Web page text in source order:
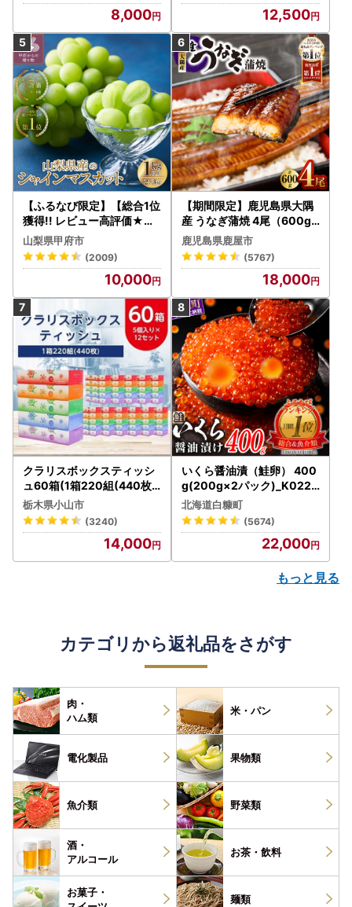
8,000 12,500
【ふるなび限定】【総合1位
獲得!! レビュー高評価★】
〈2026年度配送分〉山梨
県産 シャインマスカット 2
～3房（1.0kg以上）シャイ
ン フルーツ FN-Limited-S
P
山梨県甲府市
(2009)
10,000
【期間限定】鹿児島県大隅
産 うなぎ蒲焼 4尾（600g
） KN007-004-04-cp18
うなぎ 鰻 魚 惣菜 総菜
鹿児島県鹿屋市
(5767)
18,000
クラリスボックスティッシ
ュ60箱(1箱220組(440枚))
(5個入り×12セット)【配送
不可地域：離島・沖縄県】
【1256759】
栃木県小山市
(3240)
14,000
いくら醤油漬（鮭卵） 400
g(200g×2パック)_K022-
1676
北海道白糠町
(5674)
22,000
もっと見る
カテゴリから返礼品をさがす
肉・
ハム類
米・パン
電化製品 果物類
魚介類 野菜類
酒・
アルコール
お茶・ 飲料
お菓子・
麺類